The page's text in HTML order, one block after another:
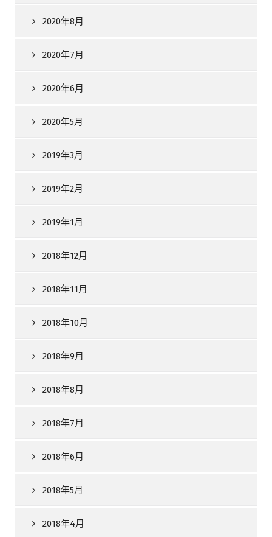
2020年8月
2020年7月
2020年6月
2020年5月
2019年3月
2019年2月
2019年1月
2018年12月
2018年11月
2018年10月
2018年9月
2018年8月
2018年7月
2018年6月
2018年5月
2018年4月